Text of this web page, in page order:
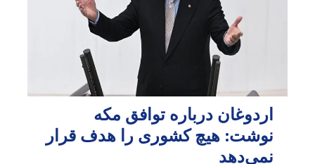
اردوغان درباره توافق مکه
نوشت: هیچ کشوری را هدف قرار
نمی‌دهد